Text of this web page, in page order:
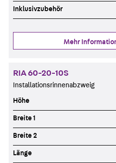
Inklusivzubehör
Mehr
RIA 60-20-10S
Installationsrinnenabzweig
Höhe
Breite 1
Breite 2
Länge